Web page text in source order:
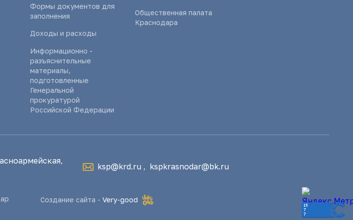
Формы документов для
заполнения
Доходы и расходы
Информационно -
разъяснительные
материалы,
подготовленные
Генеральной
прокуратурой
Российской Федерации
Общественная палата
Краснодара
ksp@krd.ru , kspkrasnodar@bk.ru
Создание сайта - Very-good